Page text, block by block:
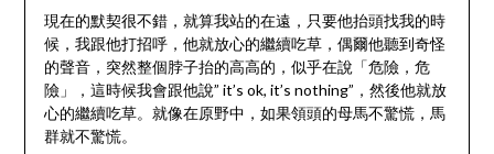
現在的默契很不錯，就算我站的在遠，只要他抬頭找我的時
候，我跟他打招呼，他就放心的繼續吃草，偶爾他聽到奇怪
的聲音，突然整個脖子抬的高高的，似乎在說「危險，危
險」，這時候我會跟他說” it’s ok, it’s nothing”，然後他就放
心的繼續吃草。就像在原野中，如果領頭的母馬不驚慌，馬
群就不驚慌。